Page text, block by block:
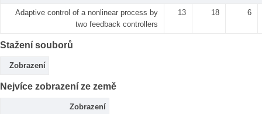
Adaptive control of a nonlinear process by
two feedback controllers
13 18 6
Stažení souborů
Zobrazení
Nejvíce zobrazení ze země
Zobrazení